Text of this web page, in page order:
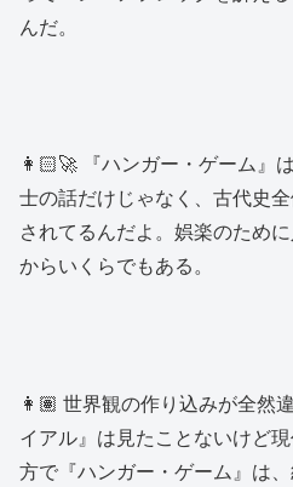
んだ。
👩🏻‍🚀 『ハンガー・ゲーム』
士の話だけじゃなく、古代史
されてるんだよ。娯楽のため
からいくらでもある。
👩🏽 世界観の作り込みが全然
イアル』は見たことないけど
方で『ハンガー・ゲーム』は